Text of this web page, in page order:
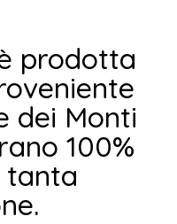
prodotta
dei Monti
100%
tanta